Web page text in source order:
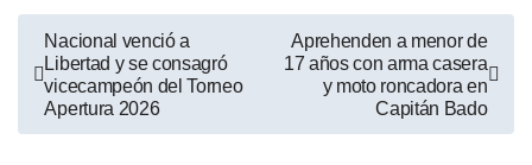
Nacional venció a
Libertad y se consagró
vicecampeón del Torneo
Apertura 2026
Aprehenden a menor de
17 años con arma casera
y moto roncadora en
Capitán Bado